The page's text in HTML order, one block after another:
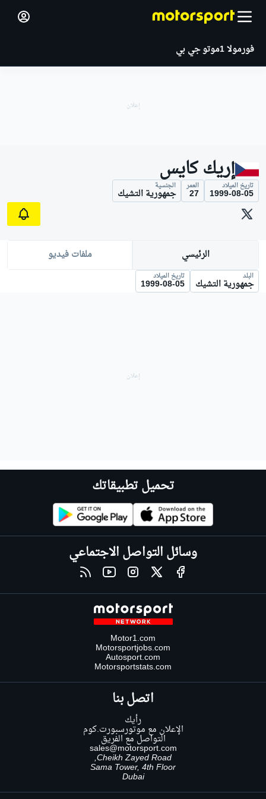
فورمولا 1 موتو جي بي
إريك كايس
تاريخ الميلاد
1999-08-05
العمر
27
الجنسية
جمهورية التشيك
الرئيسي ملفات فيديو
البلد
جمهورية التشيك
تاريخ الميلاد
1999-08-05
تحميل تطبيقاتك
وسائل التواصل الاجتماعي
Motor1.com
Motorsportjobs.com
Autosport.com
Motorsportstats.com
اتصل بنا
رأيك
الإعلان مع موتورسبورت.كوم
التواصل مع الفريق
sales@motorsport.com
Cheikh Zayed Road,
Sama Tower, 4th Floor
Dubai